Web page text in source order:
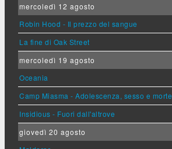
mercoledì 12 agosto
Robin Hood - Il prezzo del sangue
La fine di Oak Street
mercoledì 19 agosto
Oceania
Camp Miasma - Adolescenza, sesso e morte
Insidious - Fuori dall'altrove
giovedì 20 agosto